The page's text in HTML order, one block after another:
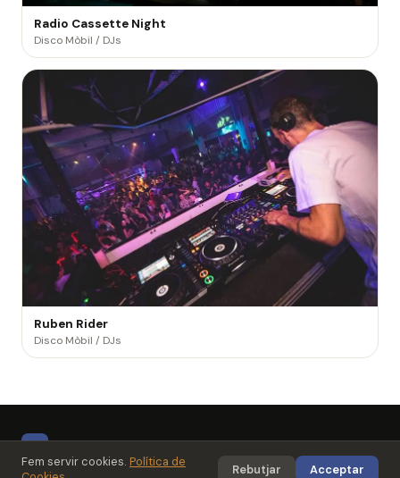
Fem servir cookies. Política de
Rebutjar Acceptar
Radio Cassette Night
Disco Mòbil / DJs
Ruben Rider
Disco Mòbil / DJs
FesLaFesta
Cookies
Privacitat Avís Legal